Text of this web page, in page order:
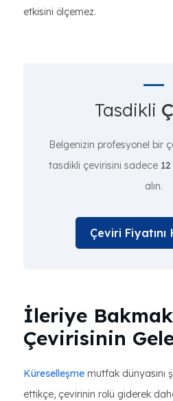
etkisini ölçemez.
Tasdikli
Belgenizin profesyonel bir
tasdikli çevirisini sadece
alın.
Çeviri Fiyatını
İleriye
Çevirisinin
Küreselleşme mutfak dünyasını
ettikçe, çevirinin rolü giderek